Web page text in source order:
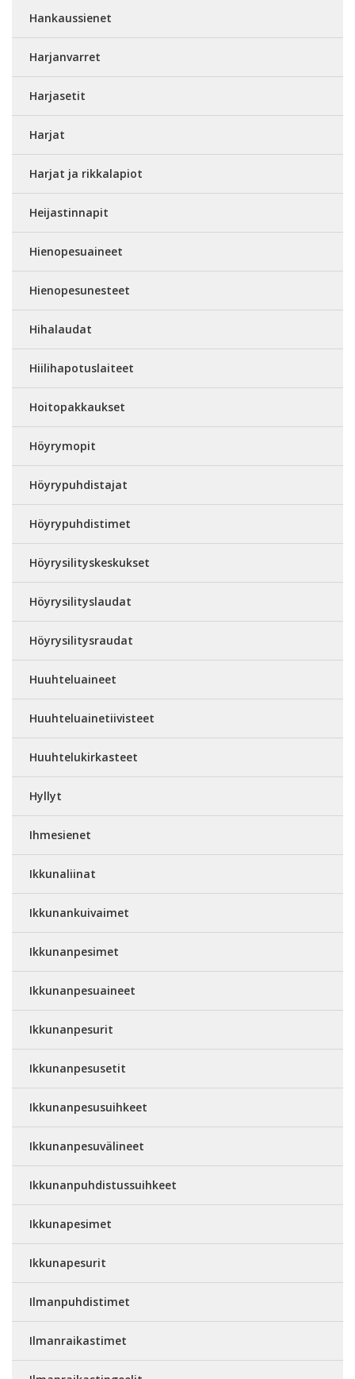
Hankaussienet
Harjanvarret
Harjasetit
Harjat
Harjat ja rikkalapiot
Heijastinnapit
Hienopesuaineet
Hienopesunesteet
Hihalaudat
Hiilihapotuslaiteet
Hoitopakkaukset
Höyrymopit
Höyrypuhdistajat
Höyrypuhdistimet
Höyrysilityskeskukset
Höyrysilityslaudat
Höyrysilitysraudat
Huuhteluaineet
Huuhteluainetiivisteet
Huuhtelukirkasteet
Hyllyt
Ihmesienet
Ikkunaliinat
Ikkunankuivaimet
Ikkunanpesimet
Ikkunanpesuaineet
Ikkunanpesurit
Ikkunanpesusetit
Ikkunanpesusuihkeet
Ikkunanpesuvälineet
Ikkunanpuhdistussuihkeet
Ikkunapesimet
Ikkunapesurit
Ilmanpuhdistimet
Ilmanraikastimet